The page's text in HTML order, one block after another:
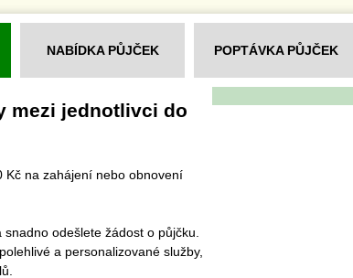
NABÍDKA PŮJČEK POPTÁVKA PŮJČEK
mezi jednotlivci do
Kč na zahájení nebo obnovení
odešlete žádost o půjčku.
a personalizované služby,